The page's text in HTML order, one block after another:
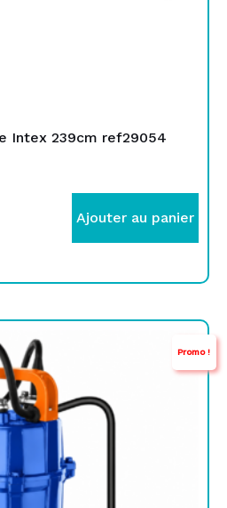
Intex 239cm ref29054
Ajouter au panier
Promo !